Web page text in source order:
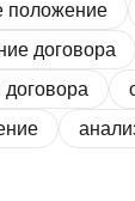
положение
договора
договора